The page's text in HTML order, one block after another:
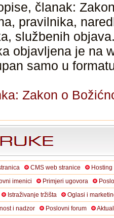
članak:
pravilnika,
službenih
objavljena je na
samo u
Zakon o
CMS web stranice
imenici Primjeri ugovora
Istraživanje tržišta
Oglasi i
i nadzor Poslovni forum